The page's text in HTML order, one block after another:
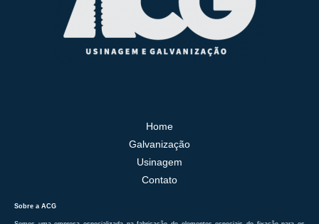
Home
Galvanização
Usinagem
Contato
Sobre a ACG